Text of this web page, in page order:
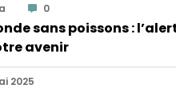
0
sans poissons :
avenir
2025